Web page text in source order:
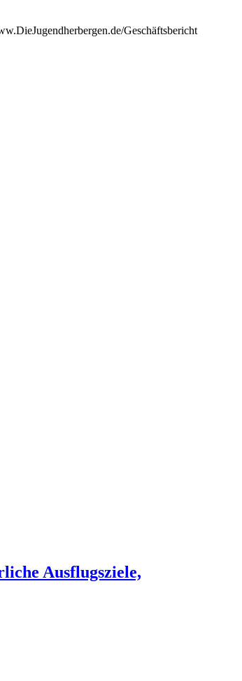
Geschäftsbericht
Ausflugsziele,